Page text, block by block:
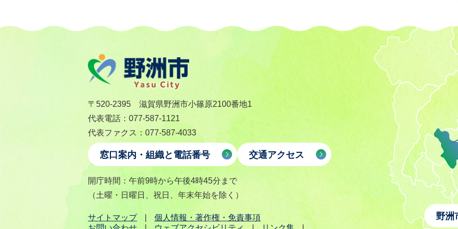
〒520-2395 滋賀県野洲市小篠原2100番地1
代表電話：077-587-1121
代表ファクス：077-587-4033
窓口案内・組織と電話番号 交通アクセス
開庁時間：午前9時から午後4時45分まで
（土曜・日曜日、祝日、年末年始を除く）
サイトマップ
個人情報・著作権・免責事項
野洲